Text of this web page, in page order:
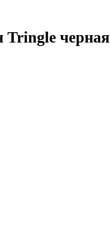
Tringle черная